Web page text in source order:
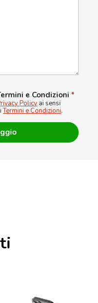
e Condizioni *
Policy ai sensi
iTermini e Condizioni.